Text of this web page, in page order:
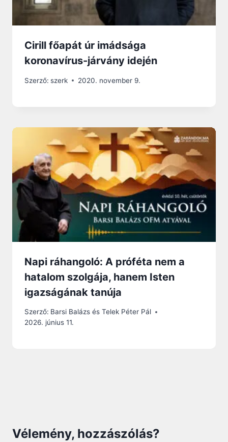
Cirill főapát úr imádsága
koronavírus-járvány idején
Szerző: szerk 2020. november 9.
Napi ráhangoló: A próféta nem a
hatalom szolgája, hanem Isten
igazságának tanúja
Szerző: Barsi Balázs és Telek Péter Pál
2026. június 11.
Vélemény, hozzászólás?